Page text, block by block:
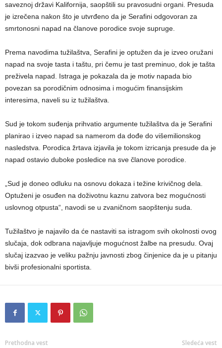
saveznoj državi Kalifornija, saopštili su pravosudni organi. Presuda
je izrečena nakon što je utvrđeno da je Serafini odgovoran za
smrtonosni napad na članove porodice svoje supruge.
Prema navodima tužilaštva, Serafini je optužen da je izveo oružani
napad na svoje tasta i taštu, pri čemu je tast preminuo, dok je tašta
preživela napad. Istraga je pokazala da je motiv napada bio
povezan sa porodičnim odnosima i mogućim finansijskim
interesima, naveli su iz tužilaštva.
Sud je tokom suđenja prihvatio argumente tužilaštva da je Serafini
planirao i izveo napad sa namerom da dođe do višemilionskog
nasledstva. Porodica žrtava izjavila je tokom izricanja presude da je
napad ostavio duboke posledice na sve članove porodice.
„Sud je doneo odluku na osnovu dokaza i težine krivičnog dela.
Optuženi je osuđen na doživotnu kaznu zatvora bez mogućnosti
uslovnog otpusta“, navodi se u zvaničnom saopštenju suda.
Tužilaštvo je najavilo da će nastaviti sa istragom svih okolnosti ovog
slučaja, dok odbrana najavljuje mogućnost žalbe na presudu. Ovaj
slučaj izazvao je veliku pažnju javnosti zbog činjenice da je u pitanju
bivši profesionalni sportista.
Prethodna vest Sledeća vest